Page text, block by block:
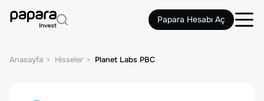
Papara Hesabı Aç
Anasayfa Hisseler Planet Labs PBC